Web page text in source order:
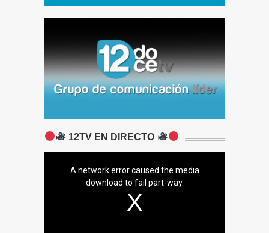
12TV EN DIRECTO
A network error caused the media
download to fail part-way.